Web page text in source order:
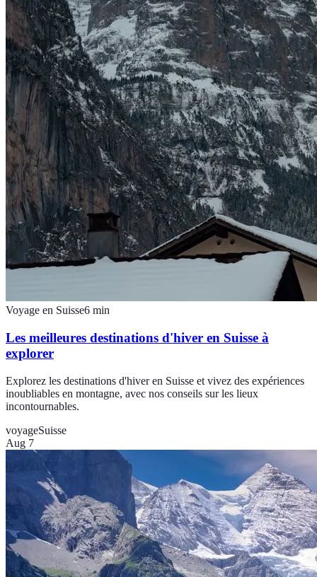
Voyage en Suisse6 min
Les meilleures destinations d'hiver en Suisse à
explorer
Explorez les destinations d'hiver en Suisse et vivez des expériences
inoubliables en montagne, avec nos conseils sur les lieux
incontournables.
voyageSuisse
Aug 7